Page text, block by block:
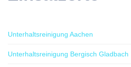
Unterhaltsreinigung Aachen
Unterhaltsreinigung Bergisch Gladbach